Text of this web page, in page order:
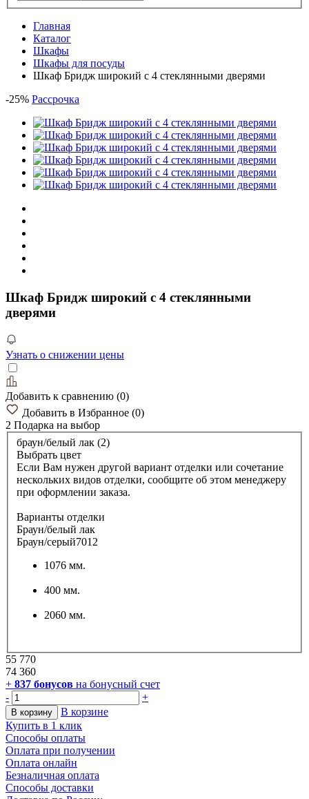
Главная
Каталог
Шкафы
Шкафы для посуды
Шкаф Бридж широкий с 4 стеклянными дверями
-25% Рассрочка
Шкаф Бридж широкий с 4 стеклянными
дверями
Узнать о снижении цены
Добавить к сравнению (0)
Добавить в Избранное (0)
2 Подарка на выбор
браун/белый лак (2)
Выбрать цвет
Если Вам нужен другой вариант отделки или сочетание
нескольких видов отделки, сообщите об этом менеджеру
при оформлении заказа.
Варианты отделки
Браун/белый лак
Браун/серый7012
1076 мм.
400 мм.
2060 мм.
55 770
74 360
+ 837 бонусов на бонусный счет
-
+
В корзину
В корзине
Купить в 1 клик
Способы оплаты
Оплата при получении
Оплата онлайн
Безналичная оплата
Способы доставки